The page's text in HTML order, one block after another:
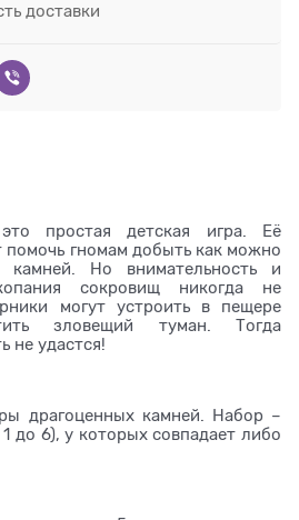
доставки
простая детская игра. Её
помочь гномам добыть как можно
камней. Но внимательность и
сокровищ никогда не
могут устроить в пещере
зловещий туман. Тогда
не удастся!
драгоценных камней. Набор –
до 6), у которых совпадает либо